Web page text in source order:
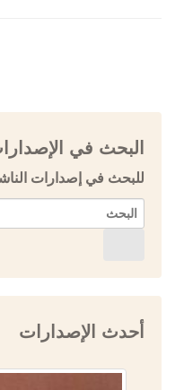
البحث في
للبحث في إصدارات
أحدث الإصدارات